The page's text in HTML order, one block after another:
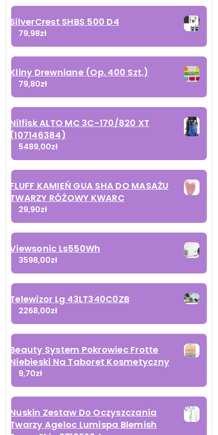
SilverCrest SHBS 500 D4
79,98zł
Kliny Drewniane (Op. 400 Szt.)
79,80zł
Nilfisk ALTO MC 3C-170/820 XT
(107146384)
5489,00zł
FLUFF KAMIEŃ GUA SHA DO MASAŻU
TWARZY RÓŻOWY KWARC
29,90zł
Viewsonic Ls550Wh
3598,00zł
Telewizor Lg 43LT340C0ZB
2268,00zł
Beauty System Pokrowiec Frotte
Niebieski Na Taboret Kosmetyczny
9,70zł
Nuskin Zestaw Do Oczyszczania
Twarzy Ageloc Lumispa Blemish